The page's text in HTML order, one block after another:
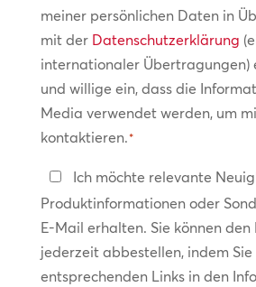
*
meiner persönlichen Daten in
mit der Datenschutzerklärung
internationaler Übertragungen)
und willige ein, dass die
Media verwendet werden, um
kontaktieren.*
In
Kontakt
bleiben
Ich möchte relevante
Produktinformationen oder
E-Mail erhalten. Sie können
jederzeit abbestellen, indem Sie
entsprechenden Links in den